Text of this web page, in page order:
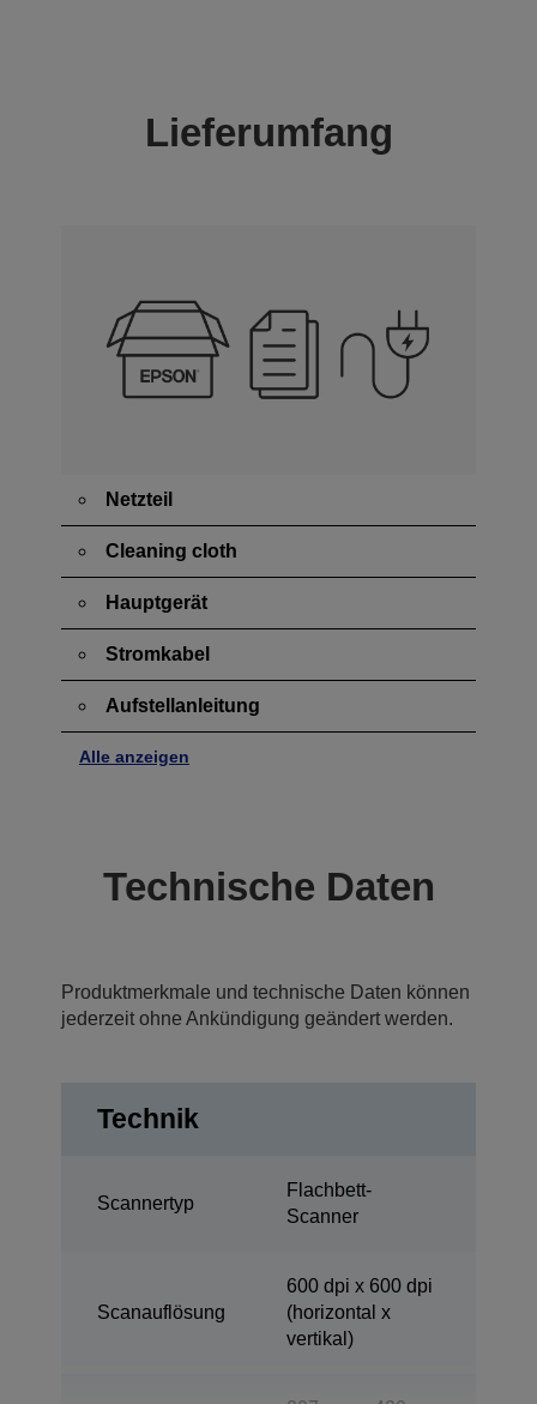
Lieferumfang
Netzteil
Cleaning cloth
Hauptgerät
Stromkabel
Aufstellanleitung
Alle anzeigen
Technische Daten
Produktmerkmale und technische Daten können
jederzeit ohne Ankündigung geändert werden.
Technik
Scannertyp
Flachbett-
Scanner
Scanauflösung
600 dpi x 600 dpi
(horizontal x
vertikal)